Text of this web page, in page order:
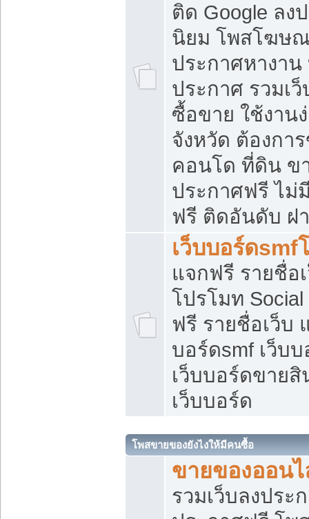
ติด Google ลง
นิยม โพสโฆษ
ประกาศหางาน
ประกาศ รวมเ
ซื้อขาย ใช้งาน
จังหวัด ต้องกา
คอนโด ที่ดิน ข
ประกาศฟรี ไม่
ฟรี ติดอันดับ ฝ
เว็บบอร์ดsmf
แจกฟรี รายชื่อ
โปรโมท
ฟรี รายชื่อเว็บ
บอร์ดsmf เว็บ
เว็บบอร์ดขาย
เว็บบอร์ด
โพสขายของยังไงให้มีคนซื้อ
ขายของออน
รวมเว็บลงประ